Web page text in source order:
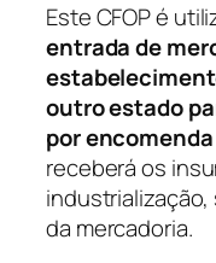
Este CFOP é
entrada de
outro estado
por
receberá os
da mercadoria.